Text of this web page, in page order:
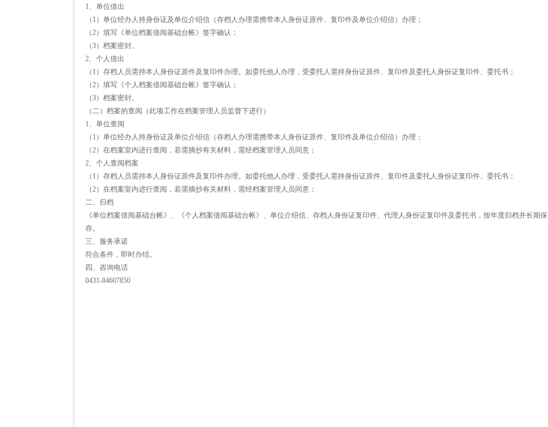
1、单位借出
（1）单位经办人持身份证及单位介绍信（存档人办理需携带本人身份证原件、复印件及单位介绍信）办理；
（2）填写《单位档案借阅基础台帐》签字确认；
（3）档案密封。
2、个人借出
（1）存档人员需持本人身份证原件及复印件办理。如委托他人办理，受委托人需持身份证原件、复印件及委托人身份证复印件、委托书；
（2）填写《个人档案借阅基础台帐》签字确认；
（3）档案密封。
（二）档案的查阅（此项工作在档案管理人员监督下进行）
1、单位查阅
（1）单位经办人持身份证及单位介绍信（存档人办理需携带本人身份证原件、复印件及单位介绍信）办理；
（2）在档案室内进行查阅，若需摘抄有关材料，需经档案管理人员同意；
2、个人查阅档案
（1）存档人员需持本人身份证原件及复印件办理。如委托他人办理，受委托人需持身份证原件、复印件及委托人身份证复印件、委托书；
（2）在档案室内进行查阅，若需摘抄有关材料，需经档案管理人员同意；
二、归档
《单位档案借阅基础台帐》、《个人档案借阅基础台帐》、单位介绍信、存档人身份证复印件、代理人身份证复印件及委托书，按年度归档并长期保
存。
三、服务承诺
符合条件，即时办结。
四、咨询电话
0431-84607850